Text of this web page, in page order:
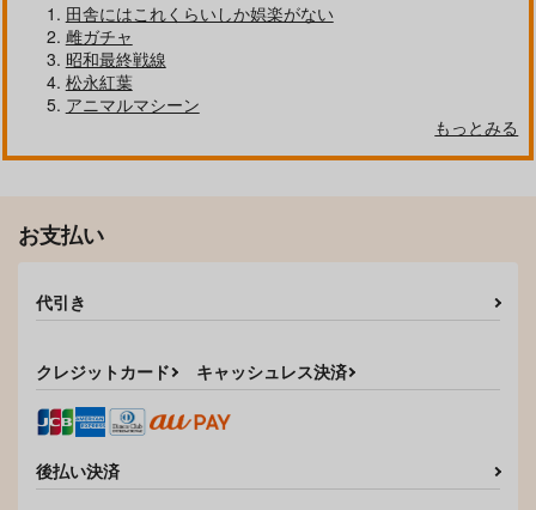
田舎にはこれくらいしか娯楽がない
雌ガチャ
昭和最終戦線
松永紅葉
アニマルマシーン
もっとみる
お支払い
代引き
クレジットカード キャッシュレス決済
後払い決済